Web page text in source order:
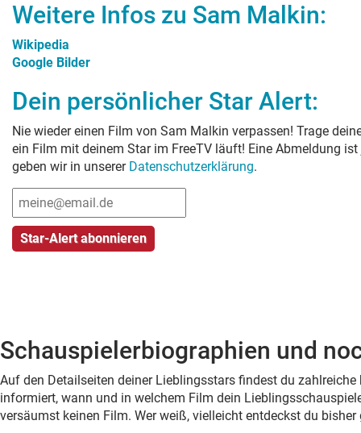
Weitere Infos zu Sam Malkin:
Wikipedia
Google Bilder
Dein persönlicher Star Alert:
Nie wieder einen Film von Sam Malkin verpassen! Trage
ein Film mit deinem Star im FreeTV läuft! Eine Abmeldung
geben wir in unserer Datenschutzerklärung.
Schauspielerbiographien und
Auf den Detailseiten deiner Lieblingsstars findest du
informiert, wann und in welchem Film dein
versäumst keinen Film. Wer weiß, vielleicht entdeckst du